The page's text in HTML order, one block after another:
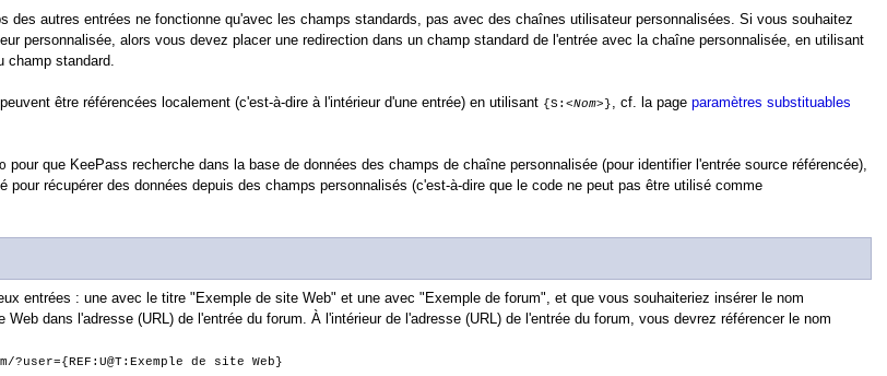
des autres entrées ne fonctionne qu'avec les champs standards, pas avec des chaînes utilisateur personnalisées. Si vous souhaitez
personnalisée, alors vous devez placer une redirection dans un champ standard de l'entrée avec la chaîne personnalisée, en utilisant
champ standard.
être référencées localement (c'est-à-dire à l'intérieur d'une entrée) en utilisant {S: <Nom>}, cf. la page paramètres substituables
O pour que KeePass recherche dans la base de données des champs de chaîne personnalisée (pour identifier l'entrée source référencée),
pour récupérer des données depuis des champs personnalisés (c'est-à-dire que le code ne peut pas être utilisé comme
entrées : une avec le titre "Exemple de site Web" et une avec "Exemple de forum", et que vous souhaiteriez insérer le nom
Web dans l'adresse (URL) de l'entrée du forum. À l'intérieur de l'adresse (URL) de l'entrée du forum, vous devrez référencer le nom
de site Web}